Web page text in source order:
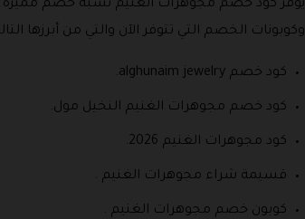
يوفر كود خصم مجوهرات الغنيم نسبة خصم مميزة
وكوبونات الخصم التي تتوفر الآن والتي من أبرزها
كود خصم alghunaim jewelry.
كود خصم مجوهرات الغنيم النخيل مول.
كود مجوهرات الغنيم 2026.
قسيمة شراء مجوهرات الغنيم .
كوبون خصم مجوهرات الغنيم .